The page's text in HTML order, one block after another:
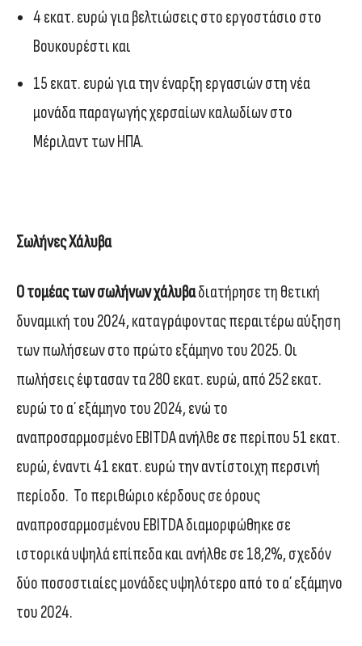
4 εκατ. ευρώ για βελτιώσεις στο εργοστάσιο στο
Βουκουρέστι και
15 εκατ. ευρώ για την έναρξη εργασιών στη νέα
μονάδα παραγωγής χερσαίων καλωδίων στο
Μέριλαντ των ΗΠΑ.
Σωλήνες Χάλυβα
Ο τομέας των σωλήνων χάλυβαδιατήρησε τη θετική
δυναμική του 2024, καταγράφοντας περαιτέρω αύξηση
των πωλήσεων στο πρώτο εξάμηνο του 2025. Οι
πωλήσεις έφτασαν τα 280 εκατ. ευρώ, από 252 εκατ.
ευρώ το α΄ εξάμηνο του 2024, ενώ το
αναπροσαρμοσμένο EBITDA ανήλθε σε περίπου 51 εκατ.
ευρώ, έναντι 41 εκατ. ευρώ την αντίστοιχη περσινή
περίοδο. Το περιθώριο κέρδους σε όρους
αναπροσαρμοσμένου EBITDA διαμορφώθηκε σε
ιστορικά υψηλά επίπεδα και ανήλθε σε 18,2%, σχεδόν
δύο ποσοστιαίες μονάδες υψηλότερο από το α΄ εξάμηνο
του 2024.